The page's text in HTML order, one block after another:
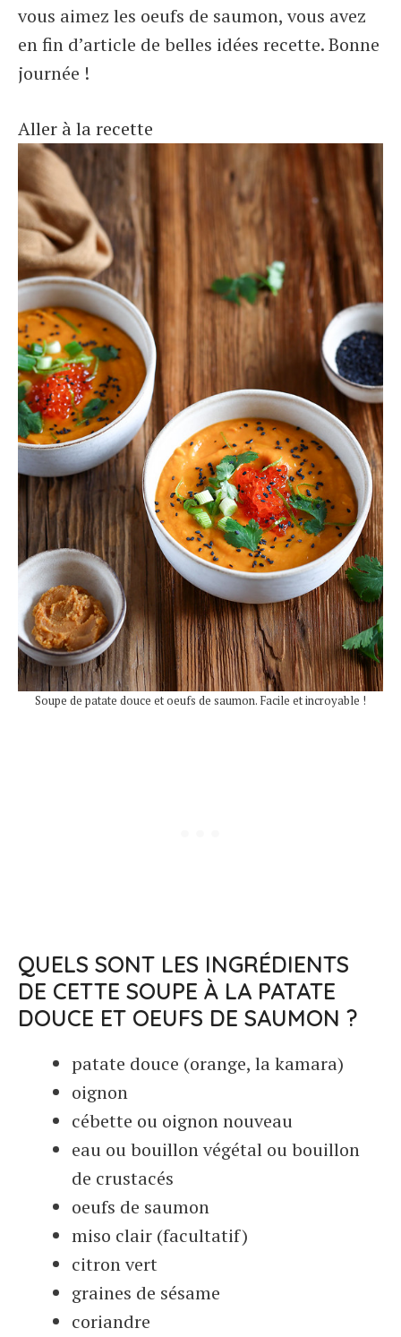
vous aimez les oeufs de saumon, vous avez
en fin d’article de belles idées recette. Bonne
journée !
Aller à la recette
Soupe de patate douce et oeufs de saumon. Facile et incroyable !
QUELS SONT LES INGRÉDIENTS
DE CETTE SOUPE À LA PATATE
DOUCE ET OEUFS DE SAUMON ?
patate douce (orange, la kamara)
oignon
cébette ou oignon nouveau
eau ou bouillon végétal ou bouillon
de crustacés
oeufs de saumon
miso clair (facultatif)
citron vert
graines de sésame
coriandre